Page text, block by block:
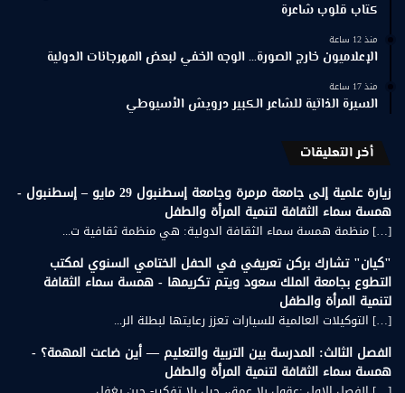
كتاب قلوب شاعرة
منذ 12 ساعة
الإعلاميون خارج الصورة… الوجه الخفي لبعض المهرجانات الدولية
منذ 17 ساعة
السيرة الذاتية للشاعر الكبير درويش الأسيوطي
أخر التعليقات
زيارة علمية إلى جامعة مرمرة وجامعة إسطنبول 29 مايو – إسطنبول -
همسة سماء الثقافة لتنمية المرأة والطفل
[…] منظمة همسة سماء الثقافة الدولية: هي منظمة ثقافية ت...
"كيان" تشارك بركن تعريفي في الحفل الختامي السنوي لمكتب
التطوع بجامعة الملك سعود ويتم تكريمها - همسة سماء الثقافة
لتنمية المرأة والطفل
[…] التوكيلات العالمية للسيارات تعزز رعايتها لبطلة الر...
الفصل الثالث: المدرسة بين التربية والتعليم — أين ضاعت المهمة؟ -
همسة سماء الثقافة لتنمية المرأة والطفل